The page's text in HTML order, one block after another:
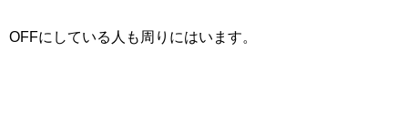
OFFにしている人も周りにはいます。